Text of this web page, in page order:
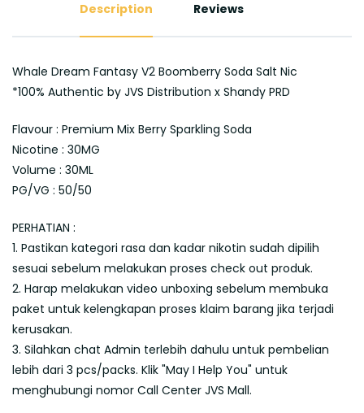
Description Reviews
Whale Dream Fantasy V2 Boomberry Soda Salt Nic
*100% Authentic by JVS Distribution x Shandy PRD
Flavour : Premium Mix Berry Sparkling Soda
Nicotine : 30MG
Volume : 30ML
PG/VG : 50/50
PERHATIAN :
1. Pastikan kategori rasa dan kadar nikotin sudah dipilih
sesuai sebelum melakukan proses check out produk.
2. Harap melakukan video unboxing sebelum membuka
paket untuk kelengkapan proses klaim barang jika terjadi
kerusakan.
3. Silahkan chat Admin terlebih dahulu untuk pembelian
lebih dari 3 pcs/packs. Klik "May I Help You" untuk
menghubungi nomor Call Center JVS Mall.